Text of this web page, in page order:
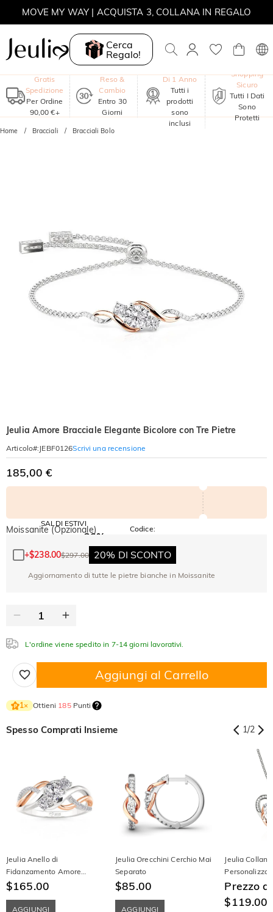
MOVE MY WAY | ACQUISTA 3, COLLANA IN REGALO
Cerca
Regalo!
Gratis
Spedizione
Per Ordine
90,00 €+
Reso &
Cambio
Entro 30
Giorni
Di 1 Anno
Tutti i
prodotti
sono
inclusi
Shopping
Sicuro
Tutti I Dati
Sono
Protetti
Home Bracciali Bracciali Bolo
Jeulia Amore Bracciale Elegante Bicolore con Tre Pietre
Articolo#: JEBF0126Scrivi una recensione
185,00 €
SALDI ESTIVI
SU TUTTO
-30%
SUL 2°
ARTICOLO
Codice:
Copia
Moissanite (Opzionale)
+$238.00$297.00 20% DI SCONTO
Aggiornamento di tutte le pietre bianche in Moissanite
L'ordine viene spedito in 7-14 giorni lavorativi.
Aggiungi al Carrello
1× Ottieni 185Punti
Spesso Comprati Insieme 1/2
Jeulia Anello di
Fidanzamento Amore
Bicolore con Tre Pietre
$165.00
AGGIUNGI
Jeulia Orecchini Cerchio Mai
Separato
$85.00
AGGIUNGI
Jeulia
Prezzo
$119.00